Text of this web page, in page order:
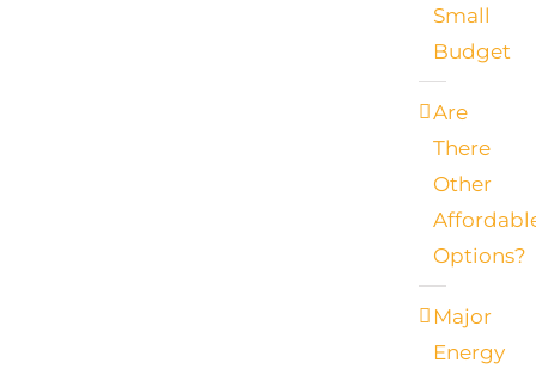
Small
Budget
Are
There
Other
Options?
Major
Energy